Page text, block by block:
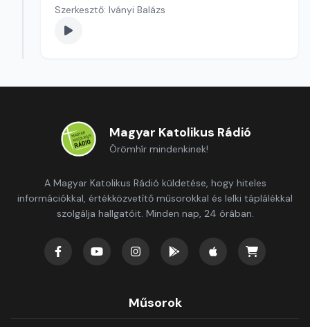
Szerkesztő: Iványi Balázs
Magyar Katolikus Rádió
Örömhír mindenkinek!
A Magyar Katolikus Rádió küldetése, hogy hiteles
információkkal, értékközvetítő műsorokkal és lelki táplálékkal
szolgálja hallgatóit. Minden nap, 24 órában.
Műsorok